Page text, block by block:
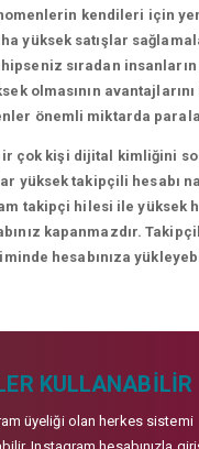
kendileri için
yüksek satışlar
sıradan
olmasının
önemli miktarda
çok kişi dijital kimliğini
yüksek takipçili hesabı
takipçi hilesi ile yüksek
kapanmazdır.
hesabınıza
KULLANABILIR
üyeliği olan herkes sistemi